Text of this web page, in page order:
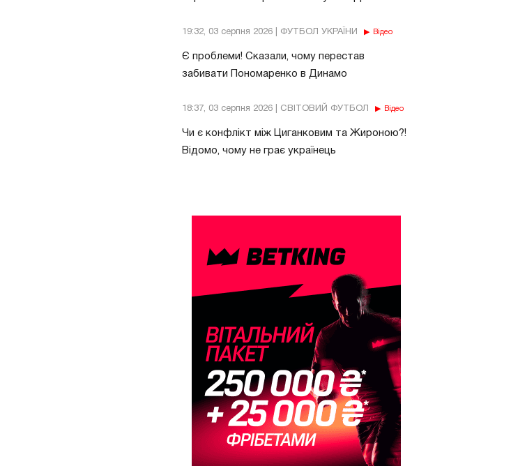
19:32, 03 серпня 2026 | ФУТБОЛ УКРАЇНИ Відео
Є проблеми! Сказали, чому перестав
забивати Пономаренко в Динамо
18:37, 03 серпня 2026 | СВІТОВИЙ ФУТБОЛ Відео
Чи є конфлікт між Циганковим та Жироною?!
Відомо, чому не грає українець